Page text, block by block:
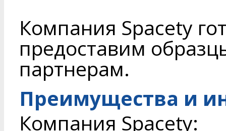
Компания Spacety
предоставим
партнерам.
Преимущества и
Компания Spacety: